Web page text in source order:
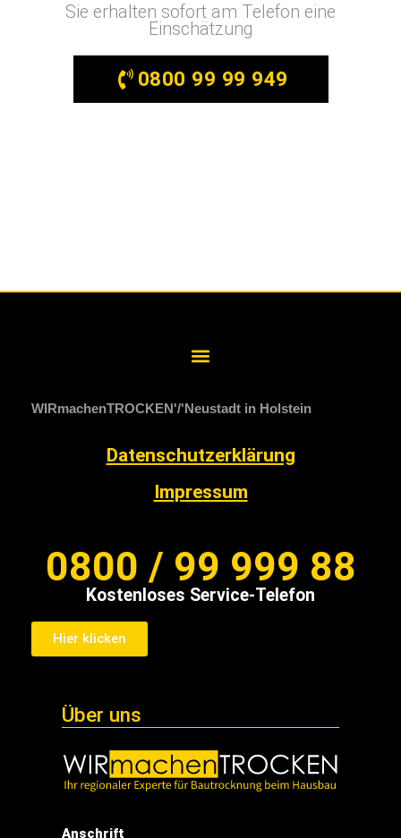
Sie erhalten sofort am Telefon eine
Einschätzung
0800 99 99 949
WIRmachenTROCKEN Neustadt in Holstein
Datenschutzerklärung
Impressum
0800 / 99 999 88
Kostenloses Service-Telefon
Hier klicken
Über uns
Anschrift